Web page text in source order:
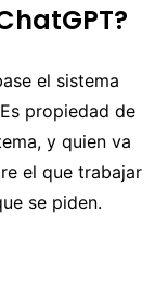
el sistema
propiedad de
y quien va
el que trabajar
se piden.